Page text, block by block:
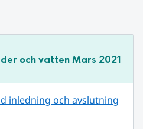
och vatten Mars 2021
inledning och avslutning